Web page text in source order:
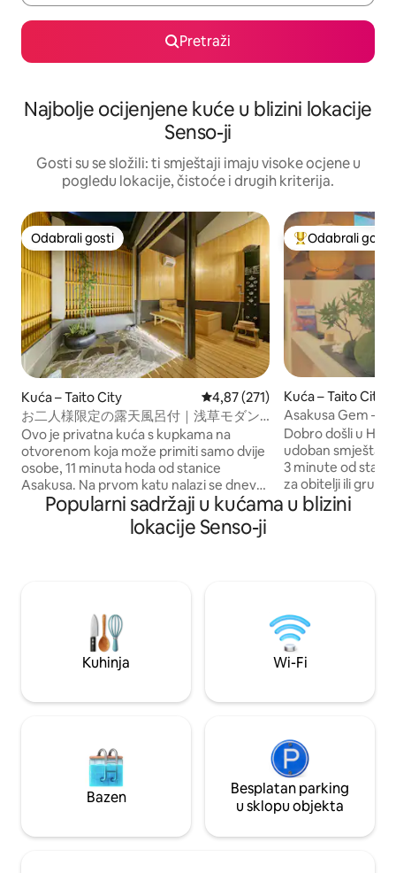
Pretraži
Najbolje ocijenjene kuće u blizini lokacije
Senso-ji
Gosti su se složili: ti smještaji imaju visoke ocjene u
pogledu lokacije, čistoće i drugih kriterija.
Odabrali gosti
Odabrali gosti
Kuća – Taito City Prosječna ocjena: 4,87/5,
4,87 (271)
お二人様限定の露天風呂付｜浅草モダン
和風のラグジュアリーな 1軒家 ｜浅草・
上野観光拠点 ｜柳通り西棟
Ovo je privatna kuća s kupkama na
otvorenom koja može primiti samo dvije
osobe, 11 minuta hoda od stanice
Asakusa. Na prvom katu nalazi se dnevni
boravak, a na drugom katu nalazi se
kupelj od čempresa s velikom spavaćom
sobom i izravnom terasom. Podzemnom
male prodavaonice, restorani, moderni
kafići i razne trgovine. Tu se nalazi i luka
Luup, pa je također dobro slobodno se
prošetati na električnom romobilu.
oko 11 minuta hoda/stanica Asakusa
minuta/Shibuya: oko 35 minuta Gosti koji
borave u zapadnoj zgradi u ulici Yukiya
također će imati pristup turističkoj
informacijskoj službi Asakusa, kojom
znamenitostima, gostima možete dati
Među najviše
Odabrali gosti
Kuća – Taito City
Asakusa Gem –
blizini Sensojija
Dobro došli u
udoban smještaj
3 minute od
za obitelji ili grupe
u privatnom
opremljenom
3 minute hoda. Temeljito čistimo i
dezinficiramo
bezbrižni. Opustite se i osjećajte se kao
kod kuće u
Popularni sadržaji u kućama u blizini
lokacije Senso-ji
Kuhinja Wi-Fi
Bazen
Besplatan parking
u sklopu objekta